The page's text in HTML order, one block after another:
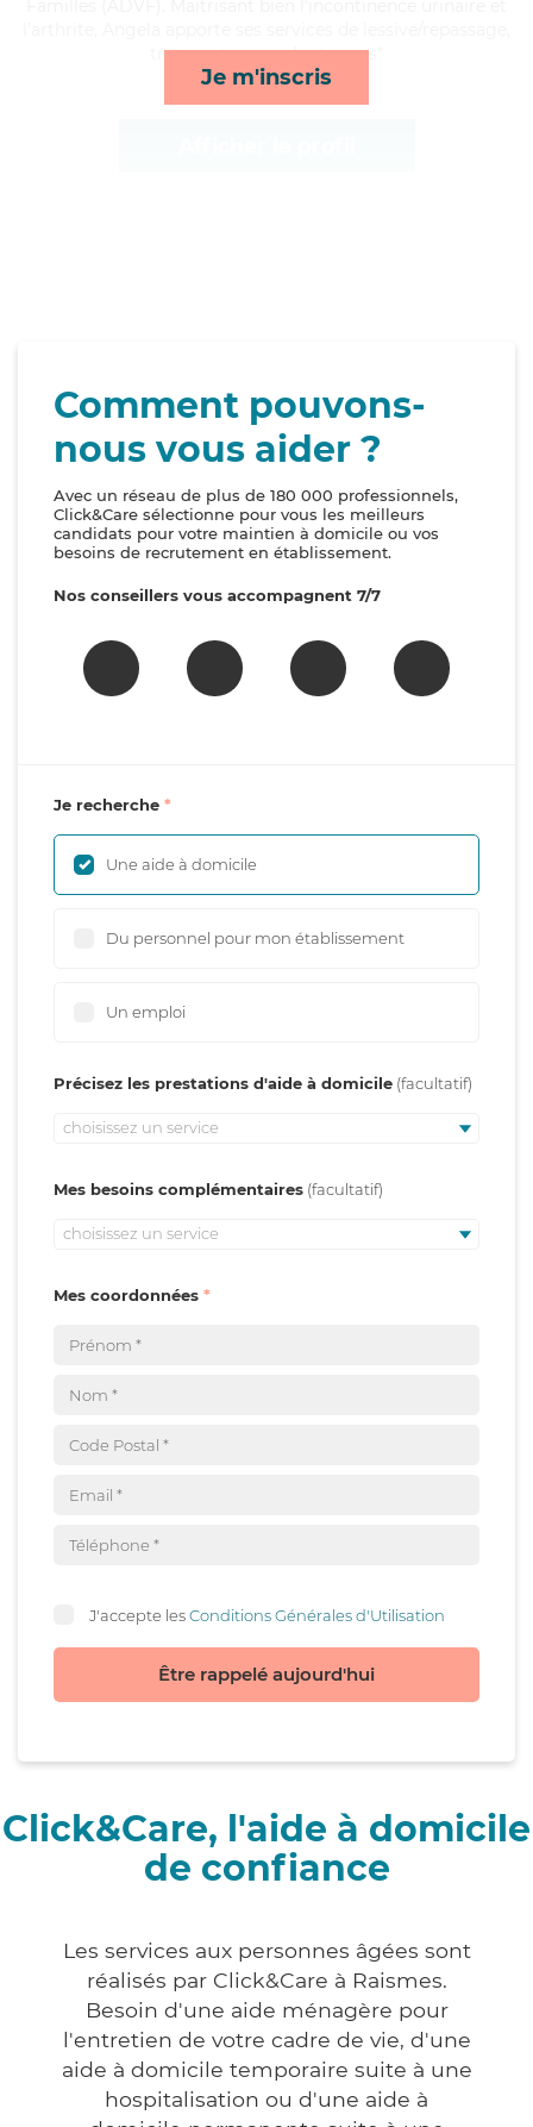
Je m'inscris
transports, rappels et repas*
Comment pouvons-
nous vous aider ?
Avec un réseau de plus de 180 000 professionnels,
Click&Care sélectionne pour vous les meilleurs
candidats pour votre maintien à domicile ou vos
besoins de recrutement en établissement.
Nos conseillers vous accompagnent 7/7
Je recherche
Une aide à domicile
Du personnel pour mon établissement
Un emploi
Précisez les prestations d'aide à domicile
choisissez un service
Mes besoins complémentaires
choisissez un service
Mes coordonnées
J'accepte lesConditions Générales d'Utilisation
Être rappelé aujourd'hui
Click&Care, l'aide à domicile
de confiance
Les services aux personnes âgées sont
réalisés par Click&Care à Raismes.
Besoin d'une aide ménagère pour
l'entretien de votre cadre de vie, d'une
aide à domicile temporaire suite à une
hospitalisation ou d'une aide à